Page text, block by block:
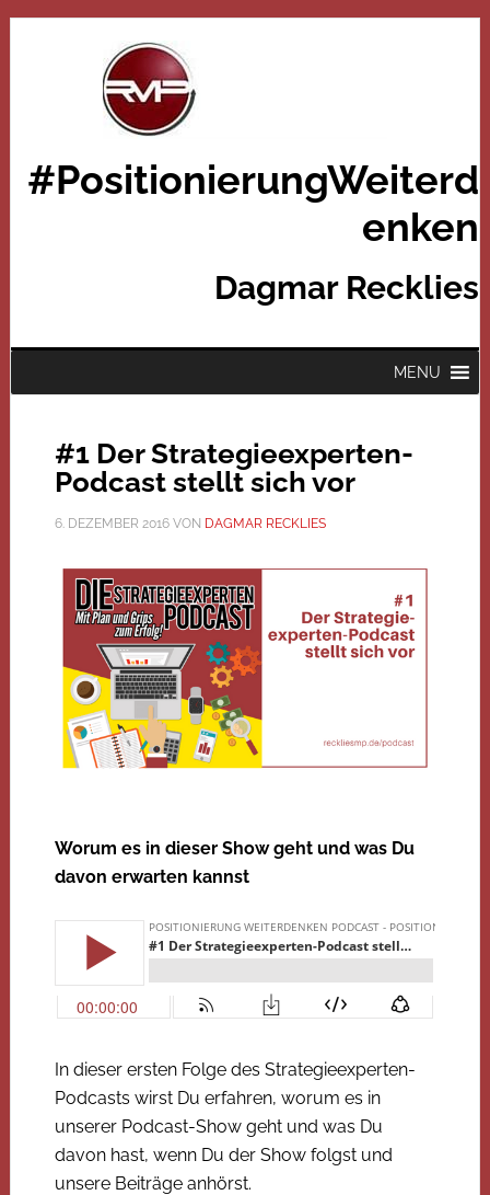
#PositionierungWeiterd
enken
Dagmar Recklies
MENU
#1 Der Strategieexperten-
Podcast stellt sich vor
6. DEZEMBER 2016VON DAGMAR RECKLIES
Worum es in dieser Show geht und was Du
davon erwarten kannst
In dieser ersten Folge des Strategieexperten-
Podcasts wirst Du erfahren, worum es in
unserer Podcast-Show geht und was Du
davon hast, wenn Du der Show folgst und
unsere Beiträge anhörst.